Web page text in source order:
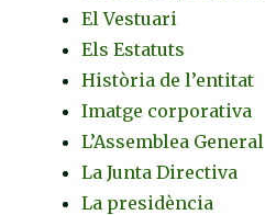
El Vestuari
Els Estatuts
Història de l’entitat
Imatge corporativa
L’Assemblea General
La Junta Directiva
La presidència